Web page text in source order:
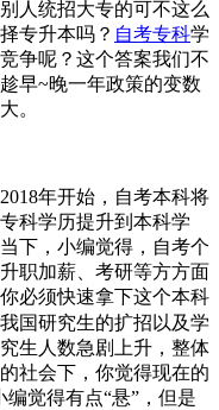
人统招大专的可不这么
专升本吗？ 自考专科学
争呢？这个答案我们不
早~晚一年政策的变数
。
年开始，自考本科将
科学历提升到本科学
下，小编觉得，自考个
职加薪、考研等方方面
必须快速拿下这个本科
国研究生的扩招以及学
生人数急剧上升，整体
社会下，你觉得现在的
觉得有点“悬”，但是